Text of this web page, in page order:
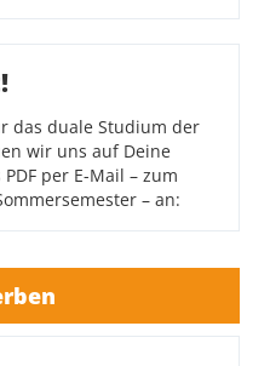
das duale Studium der
wir uns auf Deine
per E-Mail – zum
– an: